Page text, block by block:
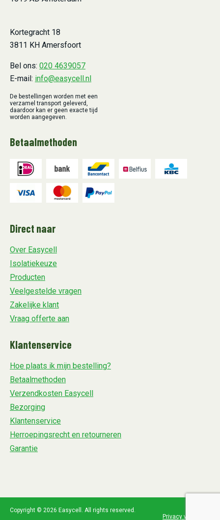
Kortegracht 18
3811 KH Amersfoort
Bel ons: 020 4639057
E-mail: info@easycell.nl
De bestellingen worden met een
verzamel transport geleverd,
daardoor kan er geen exacte tijd
worden aangegeven.
Betaalmethoden
Direct naar
Over Easycell
Isolatiekeuze
Producten
Veelgestelde vragen
Zakelijke klant
Vraag offerte aan
Klantenservice
Hoe plaats ik mijn bestelling?
Betaalmethoden
Verzendkosten Easycell
Bezorging
Klantenservice
Herroepingsrecht en retourneren
Garantie
Copyright © 2026 Easycell. All rights reserved.
Privacy verklaring